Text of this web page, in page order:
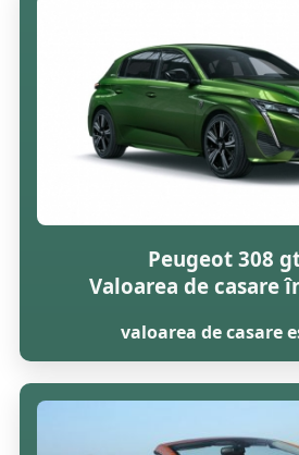
Peugeot 308
Valoarea de casare
valoarea de casare